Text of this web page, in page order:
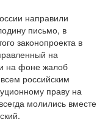
направили
письмо, в
законопроекта в
на
на фоне жалоб
российским
праву на
молились вместе